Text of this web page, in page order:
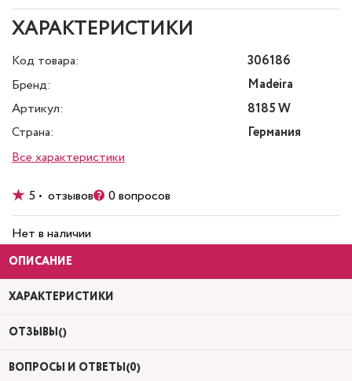
ХАРАКТЕРИСТИКИ
Код товара:
306186
Бренд:
Madeira
Артикул:
8185 W
Страна:
Германия
Все характеристики
5 • отзывов 0 вопросов
Нет в наличии
ОПИСАНИЕ
ХАРАКТЕРИСТИКИ
ОТЗЫВЫ()
ВОПРОСЫ И ОТВЕТЫ(0)